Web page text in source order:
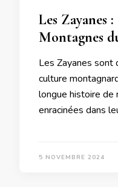
Les Zayanes
Montagnes
Les Zayanes
culture
longue histoire de
enracinées dans
5 NOVEMBRE 2024